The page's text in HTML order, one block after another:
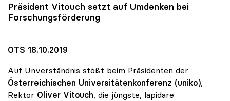
Präsident Vitouch setzt auf Umdenken bei
Forschungsförderung
OTS 18.10.2019
Auf Unverständnis stößt beim Präsidenten der
Österreichischen Universitätenkonferenz (uniko),
Rektor Oliver Vitouch, die jüngste, lapidare